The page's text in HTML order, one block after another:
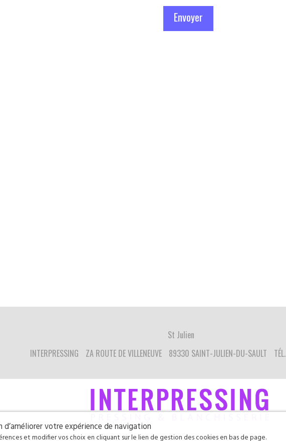
St Julien
INTERPRESSING
ZA ROUTE DE VILLENEUVE 89330 SAINT-JULIEN-DU-SAULT TÉL.
votre expérience de navigation
et modifier vos choix en cliquant sur le lien de gestion des cookies en bas de page.